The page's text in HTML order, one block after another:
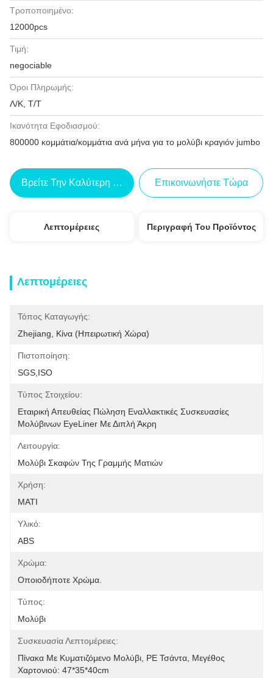
Τροποποιημένο:
12000pcs
Τιμή:
negociable
Όροι Πληρωμής:
Λ/Κ, Τ/Τ
Ικανότητα Εφοδιασμού:
800000 κομμάτια/κομμάτια ανά μήνα για το μολύβι κραγιόν jumbo
Βρείτε Την Καλύτερη Τιμή Επικοινωνήστε Τώρα
Λεπτομέρειες Περιγραφή Του Προϊόντος
Λεπτομέρειες
Τόπος Καταγωγής:
Zhejiang, Κίνα (ηπειρωτική Χώρα)
Πιστοποίηση:
SGS,ISO
Τύπος Στοιχείου:
Εταιρική Απευθείας Πώληση Εναλλακτικές Συσκευασίες
Μολύβινων EyeLiner Με Διπλή Άκρη
Λειτουργία:
Μολύβι Σκαφών Της Γραμμής Ματιών
Χρήση:
ΜΑΤΙ
Υλικό:
ABS
Χρώμα:
Οποιοδήποτε Χρώμα.
Τύπος:
Μολύβι
Συσκευασία Λεπτομέρειες:
Πίνακα Με Κυματιζόμενο Μολύβι, PE Τσάντα, Μεγέθος
Χαρτονιού: 47*35*40cm